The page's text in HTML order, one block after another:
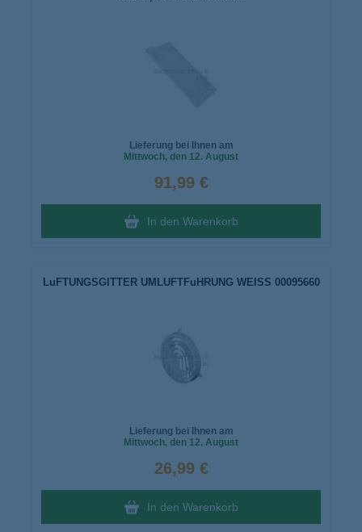
Lieferung bei Ihnen am
Mittwoch, den 12. August
91,99 €
In den Warenkorb
LuFTUNGSGITTER UMLUFTFuHRUNG WEISS 00095660
Lieferung bei Ihnen am
Mittwoch, den 12. August
26,99 €
In den Warenkorb